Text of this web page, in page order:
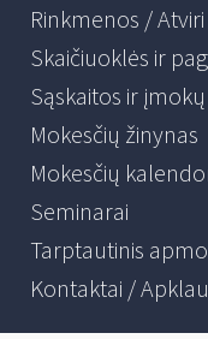
Rinkmenos /
Skaičiuoklės ir
Sąskaitos ir
Mokesčių žinynas
Mokesčių
Seminarai
Tarptautinis
Kontaktai /